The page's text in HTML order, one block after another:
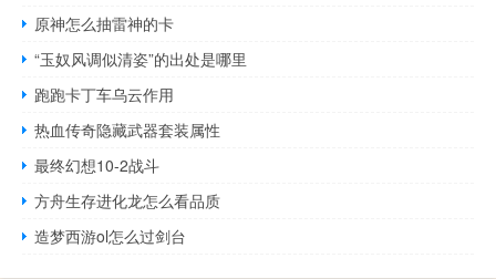
原神怎么抽雷神的卡
“玉奴风调似清姿”的出处是哪里
跑跑卡丁车乌云作用
热血传奇隐藏武器套装属性
最终幻想10-2战斗
方舟生存进化龙怎么看品质
造梦西游ol怎么过剑台